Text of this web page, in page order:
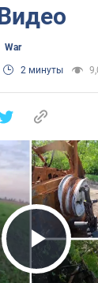
War
2 минуты
Play